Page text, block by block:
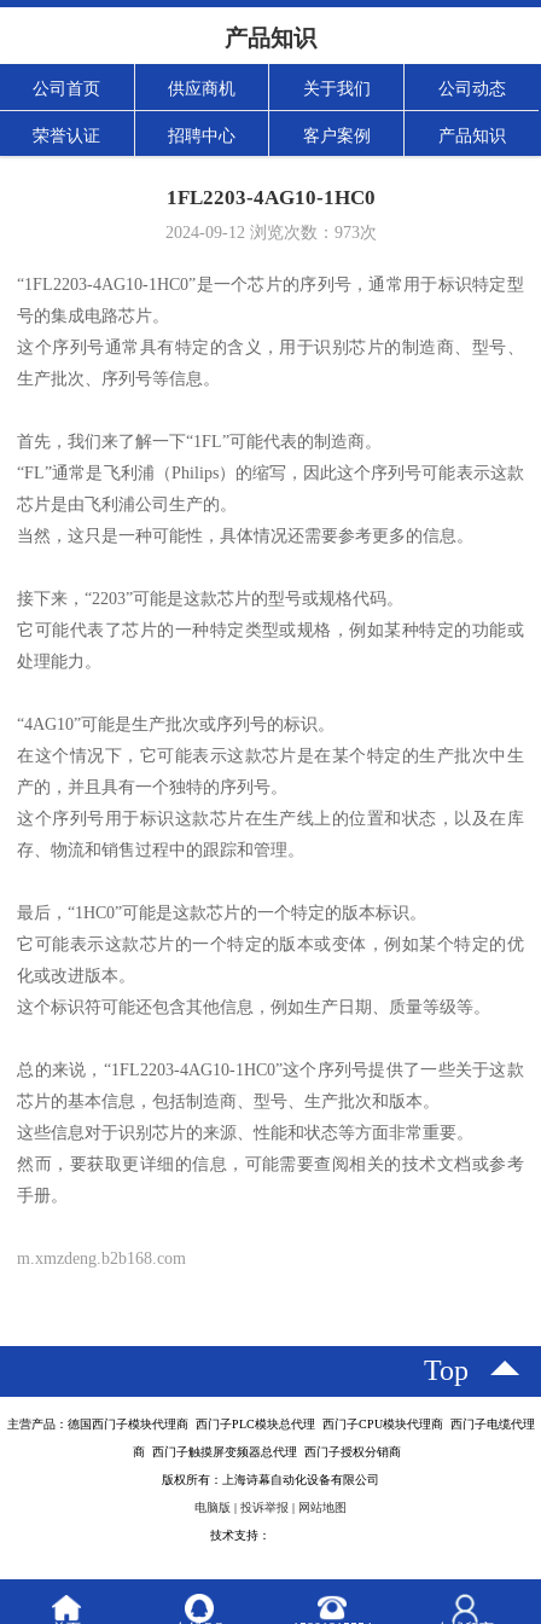
产品知识
公司首页 供应商机 关于我们 公司动态
荣誉认证 招聘中心 客户案例 产品知识
1FL2203-4AG10-1HC0
2024-09-12浏览次数： 973次
“1FL2203-4AG10-1HC0”是一个芯片的序列号，通常用于标识特定型
号的集成电路芯片。
这个序列号通常具有特定的含义，用于识别芯片的制造商、型号、
生产批次、序列号等信息。
首先，我们来了解一下“1FL”可能代表的制造商。
“FL”通常是飞利浦（Philips）的缩写，因此这个序列号可能表示这款
芯片是由飞利浦公司生产的。
当然，这只是一种可能性，具体情况还需要参考更多的信息。
接下来，“2203”可能是这款芯片的型号或规格代码。
它可能代表了芯片的一种特定类型或规格，例如某种特定的功能或
处理能力。
“4AG10”可能是生产批次或序列号的标识。
在这个情况下，它可能表示这款芯片是在某个特定的生产批次中生
产的，并且具有一个独特的序列号。
这个序列号用于标识这款芯片在生产线上的位置和状态，以及在库
存、物流和销售过程中的跟踪和管理。
最后，“1HC0”可能是这款芯片的一个特定的版本标识。
它可能表示这款芯片的一个特定的版本或变体，例如某个特定的优
化或改进版本。
这个标识符可能还包含其他信息，例如生产日期、质量等级等。
总的来说，“1FL2203-4AG10-1HC0”这个序列号提供了一些关于这款
芯片的基本信息，包括制造商、型号、生产批次和版本。
这些信息对于识别芯片的来源、性能和状态等方面非常重要。
然而，要获取更详细的信息，可能需要查阅相关的技术文档或参考
手册。
m.xmzdeng.b2b168.com
Top
主营产品：德国西门子模块代理商 西门子PLC模块总代理 西门子CPU模块代理商 西门子电缆代理
商 西门子触摸屏变频器总代理 西门子授权分销商
版权所有：上海诗幕自动化设备有限公司
电脑版 | 投诉举报 | 网站地图
技术支持：